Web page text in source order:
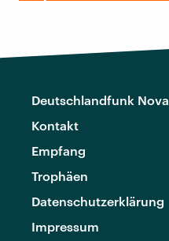
Deutschlandfunk Nova
Kontakt
Empfang
Trophäen
Datenschutzerklärung
Impressum